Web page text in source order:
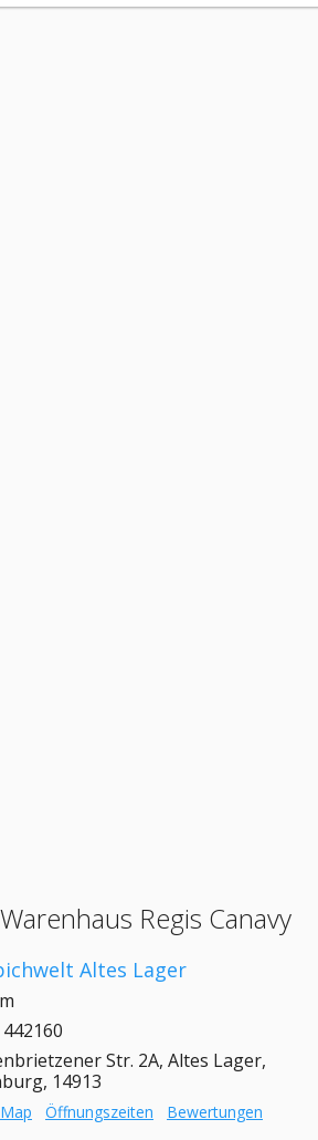
Regis Canavy
Altes Lager
Str. 2A, Altes Lager,
14913
Map Öffnungszeiten Bewertungen